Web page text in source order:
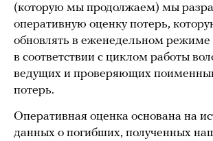
(которую мы продолжаем) мы
оперативную оценку потерь,
обновлять в еженедельном
в соответствии с циклом работы
ведущих и проверяющих
потерь.
Оперативная оценка основана на
данных о погибших, полученных